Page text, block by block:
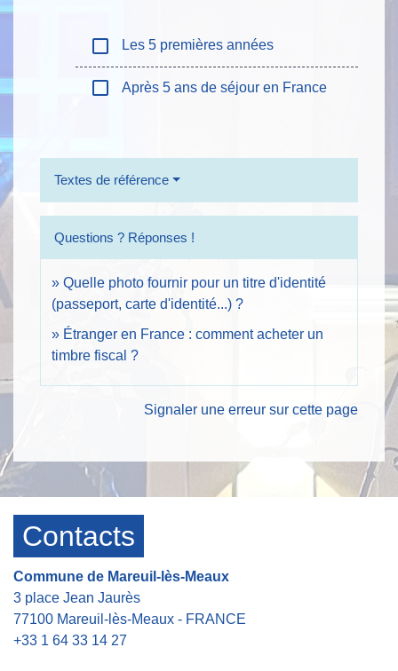
check_box_outline_blank Les 5 premières années
check_box_outline_blank Après 5 ans de séjour en France
Textes de référence
Questions ? Réponses !
Quelle photo fournir pour un titre d'identité
(passeport, carte d'identité...) ?
Étranger en France : comment acheter un
timbre fiscal ?
Signaler une erreur sur cette page
Contacts
Commune de Mareuil-lès-Meaux
3 place Jean Jaurès
77100 Mareuil-lès-Meaux - FRANCE
+33 1 64 33 14 27